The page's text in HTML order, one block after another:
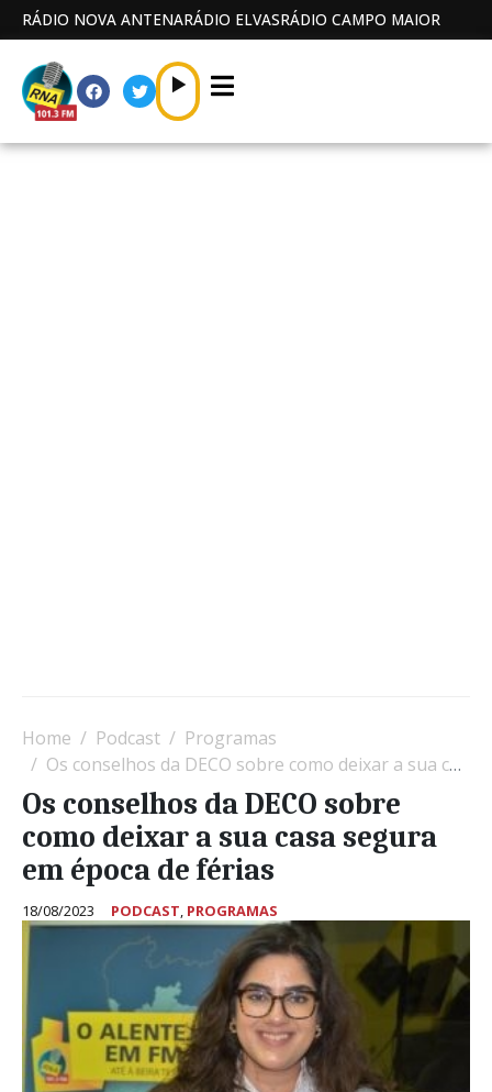
RÁDIO NOVA ANTENARÁDIO ELVASRÁDIO CAMPO MAIOR
Home Podcast
Programas
Os conselhos da DECO sobre como deixar a sua casa segura em época de férias
Os conselhos da DECO sobre
como deixar a sua casa segura
em época de férias
18/08/2023 PODCAST, PROGRAMAS